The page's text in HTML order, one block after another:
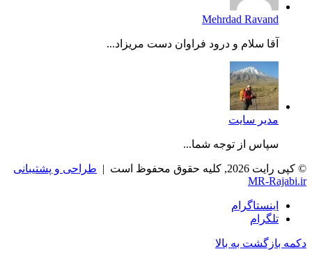
Mehrdad Ravand
آقا سلام و درود فراوان دست مریزاد...
مدیر سایت
سپاس از توجه شما...
© کپی رایت 2026, کلیه حقوق محفوظ است |
طراحی و پشتیبانی
MR-Rajabi.ir
اینستاگرام
تلگرام
دکمه بازگشت به بالا